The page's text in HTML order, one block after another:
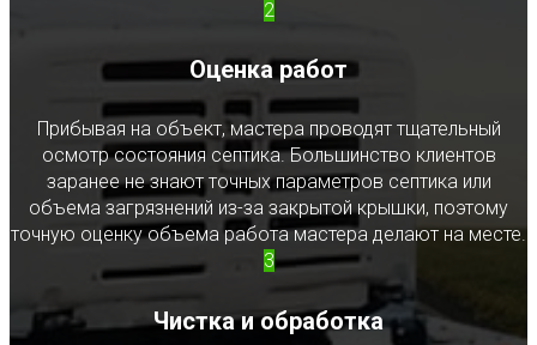
2
Оценка работ
Прибывая на объект, мастера проводят тщательный
осмотр состояния септика. Большинство клиентов
заранее не знают точных параметров септика или
объема загрязнений из-за закрытой крышки, поэтому
точную оценку объема работа мастера делают на месте.
3
Чистка и обработка